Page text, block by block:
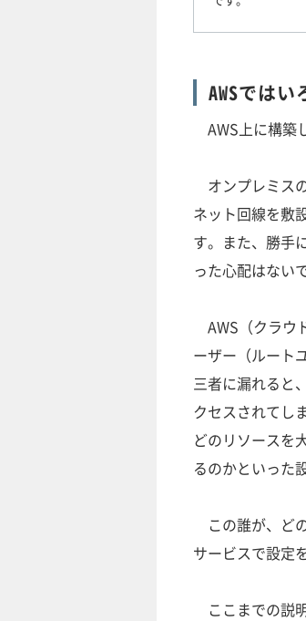
AWSでは
AWS上に構築
オンプレミス
ネット回線を敷
す。また、勝手
った心配はない
AWS（クラウ
ーザー（ルート
三者に漏れると
クセスされてし
どのリソースを
るのかといった
この誰が、ど
サービスで設定
ここまでの説